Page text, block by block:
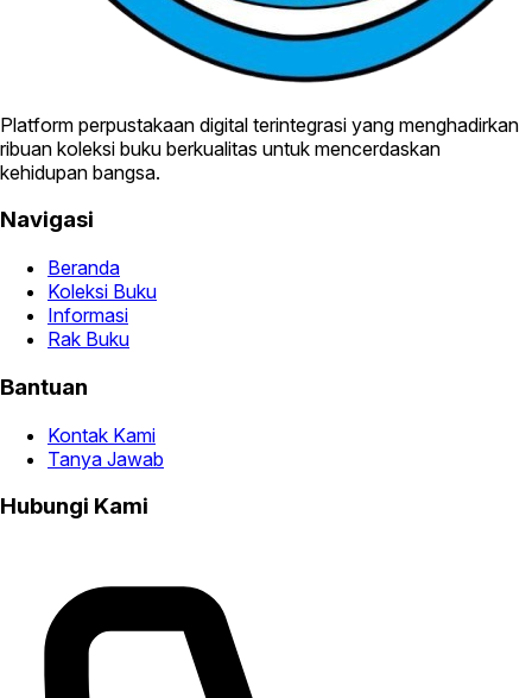
Platform perpustakaan digital terintegrasi yang menghadirkan
ribuan koleksi buku berkualitas untuk mencerdaskan
kehidupan bangsa.
Navigasi
Beranda
Koleksi Buku
Informasi
Rak Buku
Bantuan
Kontak Kami
Tanya Jawab
Hubungi Kami